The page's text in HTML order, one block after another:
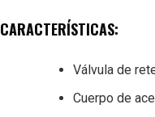
CARACTERÍSTICAS:
Válvula de
Cuerpo de